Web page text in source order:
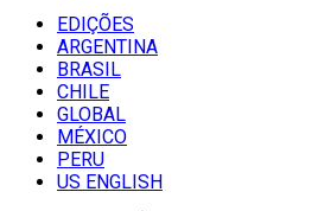
EDIÇÕES
ARGENTINA
BRASIL
CHILE
GLOBAL
MÉXICO
PERU
US ENGLISH